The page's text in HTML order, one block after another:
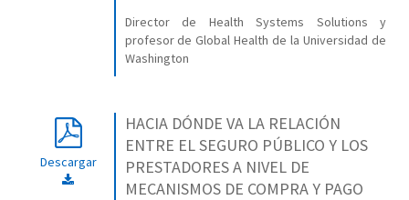
Director de Health Systems Solutions y
profesor de Global Health de la Universidad de
Washington
Descargar
HACIA DÓNDE VA LA RELACIÓN
ENTRE EL SEGURO PÚBLICO Y LOS
PRESTADORES A NIVEL DE
MECANISMOS DE COMPRA Y PAGO